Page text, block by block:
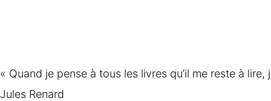
« Quand je pense à tous les livres qu’il me reste à lire,
Jules Renard